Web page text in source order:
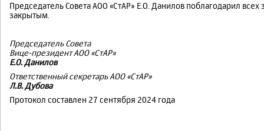
Председатель Совета АОО «СтАР» Е.О. Данилов поблагодарил
закрытым.
Председатель Совета
Вице-президент АОО «СтАР»
Е.О. Данилов
Ответственный секретарь АОО «СтАР»
Л.В. Дубова
Протокол составлен 27 сентября 2024 года